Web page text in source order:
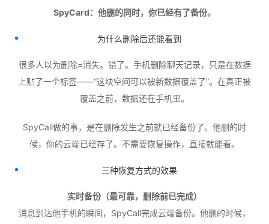
SpyCard：他删的同时，你已经有了备份。
为什么删除后还能看到
很多人以为删除=消失。错了。手机删除聊天记录，只是在数据
上贴了一个标签——“这块空间可以被新数据覆盖了”。在真正被
覆盖之前，数据还在手机里。
SpyCall做的事，是在删除发生之前就已经备份了。他删的时
候，你的云端已经存了。不需要恢复操作，直接就能看。
三种恢复方式的效果
实时备份（最可靠，删除前已完成）
消息到达他手机的瞬间，SpyCall完成云端备份。他删的时候，